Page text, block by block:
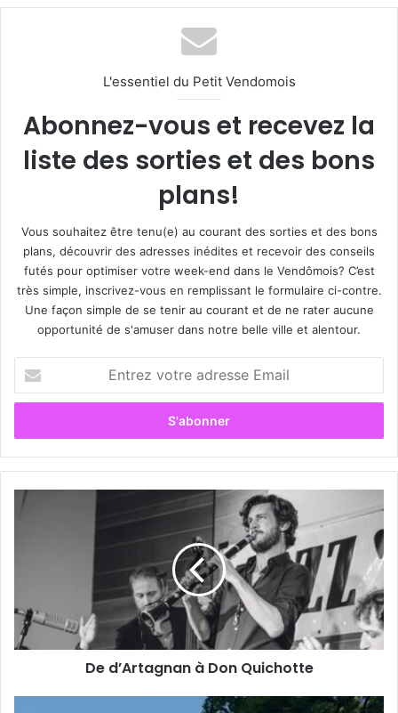
L'essentiel du Petit Vendomois
Abonnez-vous et recevez la
liste des sorties et des bons
plans!
Vous souhaitez être tenu(e) au courant des sorties et des bons
plans, découvrir des adresses inédites et recevoir des conseils
futés pour optimiser votre week-end dans le Vendômois? C’est
très simple, inscrivez-vous en remplissant le formulaire ci-contre.
Une façon simple de se tenir au courant et de ne rater aucune
opportunité de s'amuser dans notre belle ville et alentour.
t
e
z
r
s
t
g
De d’Artagnan à Don Quichotte